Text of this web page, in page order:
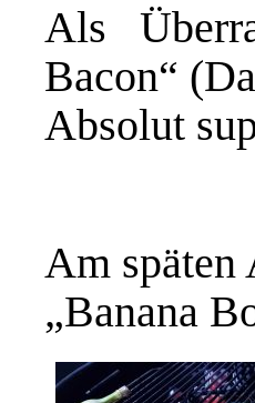
Als
Bacon“
Absolut
Am späten
„Banana